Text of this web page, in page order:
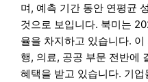
며, 예측 기간 동안 연평균
것으로 보입니다. 북미는
율을 차지하고 있습니다.
행, 의료, 공공 부문 전반에
혜택을 받고 있습니다. 기